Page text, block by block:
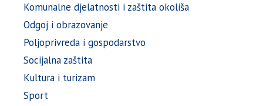
Komunalne djelatnosti i zaštita okoliša
Odgoj i obrazovanje
Poljoprivreda i gospodarstvo
Socijalna zaštita
Kultura i turizam
Sport